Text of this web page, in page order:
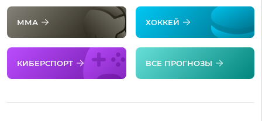
ММА ХОККЕЙ
КИБЕРСПОРТ ВСЕ ПРОГНОЗЫ